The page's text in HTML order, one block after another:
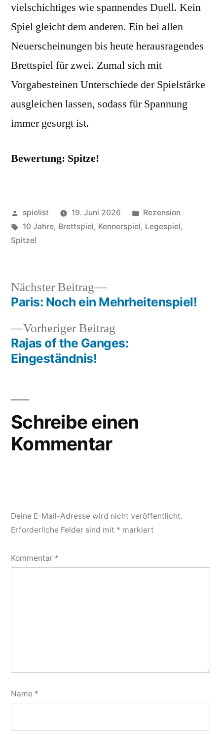
vielschichtiges wie spannendes Duell. Kein
Spiel gleicht dem anderen. Ein bei allen
Neuerscheinungen bis heute herausragendes
Brettspiel für zwei. Zumal sich mit
Vorgabesteinen Unterschiede der Spielstärke
ausgleichen lassen, sodass für Spannung
immer gesorgt ist.
Bewertung: Spitze!
Veröffentlicht
von
spielist 19. Juni 2026
Veröffentlicht
in
Rezension
Schlagwörter:
10 Jahre, Brettspiel, Kennerspiel, Legespiel,
Spitze!
Beitragsnavigation
Vorheriger Beitrag
Beitrag:
Rajas of the Ganges:
Eingeständnis!
Nächster Beitrag
Nächster
Beitrag:
Paris: Noch ein Mehrheitenspiel!
Schreibe einen
Kommentar
Deine E-Mail-Adresse wird nicht veröffentlicht.
Erforderliche Felder sind mit * markiert
Kommentar *
Name *